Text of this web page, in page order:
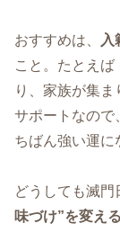
おすすめは、 入
こと。たとえ
り、家族が集
サポートなので
ちばん強い運に
どうしても滅
味づけ”を変える